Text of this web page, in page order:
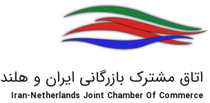
اتاق مشترک بازرگانی ایران و هلند
Iran-Netherlands Joint Chamber Of Commerce